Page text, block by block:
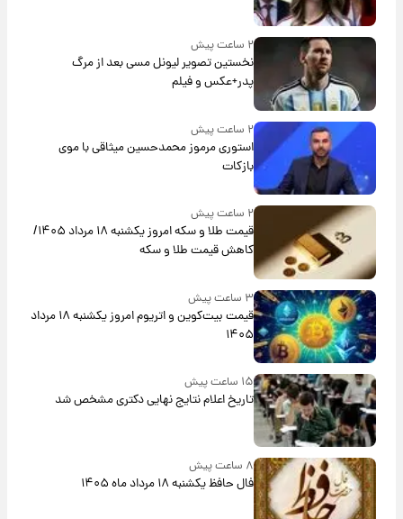
۲ ساعت پیش
نخستین تصویر لیونل مسی بعد از مرگ
پدر+عکس و فیلم
۲ ساعت پیش
استوری مرموز محمدحسین میثاقی با موی
بازکات
۲ ساعت پیش
قیمت طلا و سکه امروز یکشنبه ۱۸ مرداد ۱۴۰۵/
کاهش قیمت طلا و سکه
۳ ساعت پیش
قیمت بیت‌کوین و اتریوم امروز یکشنبه ۱۸ مرداد
۱۴۰۵
۱۵ ساعت پیش
تاریخ اعلام نتایج نهایی دکتری مشخص شد
۸ ساعت پیش
فال حافظ یکشنبه ۱۸ مرداد ماه ۱۴۰۵